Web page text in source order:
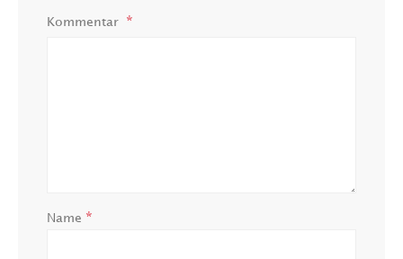
Kommentar
Name *